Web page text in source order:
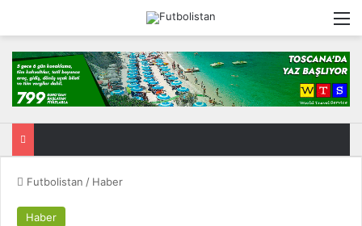
Futbolistan / Haber
Haber